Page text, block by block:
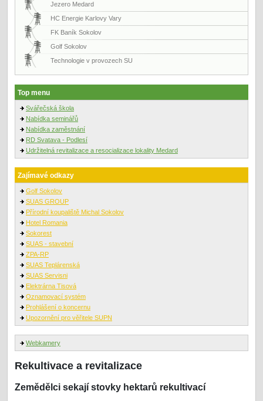
Jezero Medard
HC Energie Karlovy Vary
FK Baník Sokolov
Golf Sokolov
Technologie v provozech SU
Top menu
Svářečská škola
Nabídka seminářů
Nabídka zaměstnání
RD Svatava - Podlesí
Udržitelná revitalizace a resocializace lokality Medard
Zajímavé odkazy
Golf Sokolov
SUAS GROUP
Přírodní koupaliště Michal Sokolov
Hotel Romania
Sokorest
SUAS - stavební
ZPA-RP
SUAS Teplárenská
SUAS Servisni
Elektrárna Tisová
Oznamovací systém
Prohlášení o koncernu
Upozornění pro věřitele SUPN
Webkamery
Rekultivace a revitalizace
Zemědělci sekají stovky hektarů rekultivací